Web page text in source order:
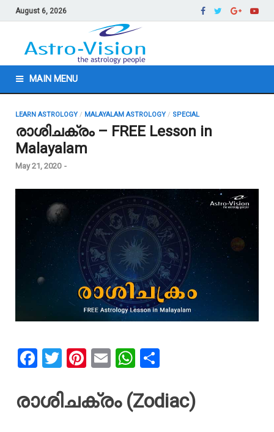
August 6, 2026
MAIN MENU
LEARN ASTROLOGY / MALAYALAM ASTROLOGY / SPECIAL
രാശിചക്രം – FREE Lesson in
Malayalam
May 21, 2020 -
F
ce
T
tt
Pi
er
E
ail
W
at ar
രാശിചക്രം (Zodiac)